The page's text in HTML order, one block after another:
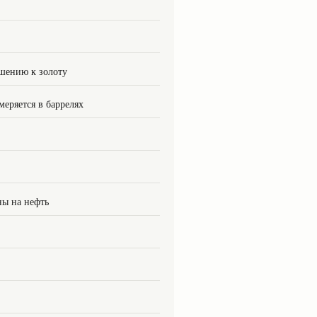
к золоту
в баррелях
на нефть